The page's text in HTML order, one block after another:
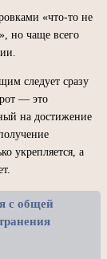
«что-то не
но чаще всего
следует сразу
— это
на достижение
укрепляется, а
с общей